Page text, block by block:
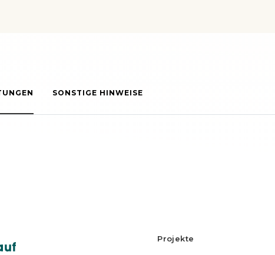
SONSTIGE HINWEISE
Projekte